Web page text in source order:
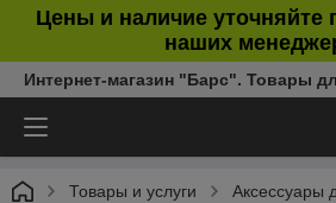
Цены и наличие уточняйте
наших
Интернет-магазин "Барс". Товары
Товары и услуги Аксессуары